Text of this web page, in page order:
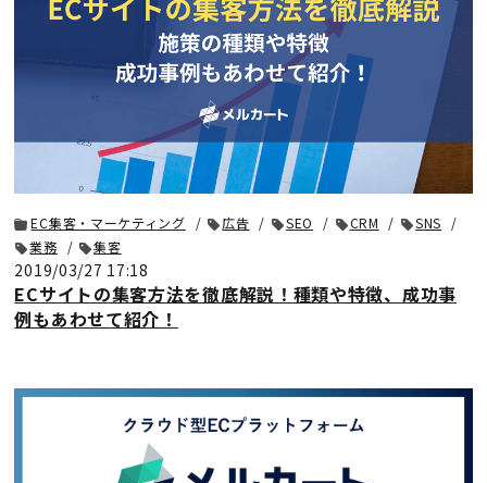
EC集客・マーケティング 広告 SEO CRM
SNS
業務
集客
2019/03/27 17:18
ECサイトの集客方法を徹底解説！種類や特徴、成功事
例もあわせて紹介！